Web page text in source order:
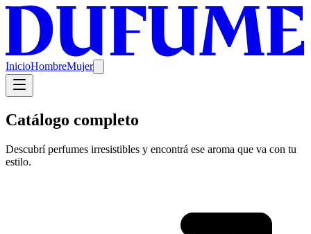
InicioHombreMujer
Catálogo completo
Descubrí perfumes irresistibles y encontrá ese aroma que va con tu
estilo.